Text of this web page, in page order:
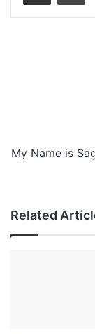
My Name is
Related